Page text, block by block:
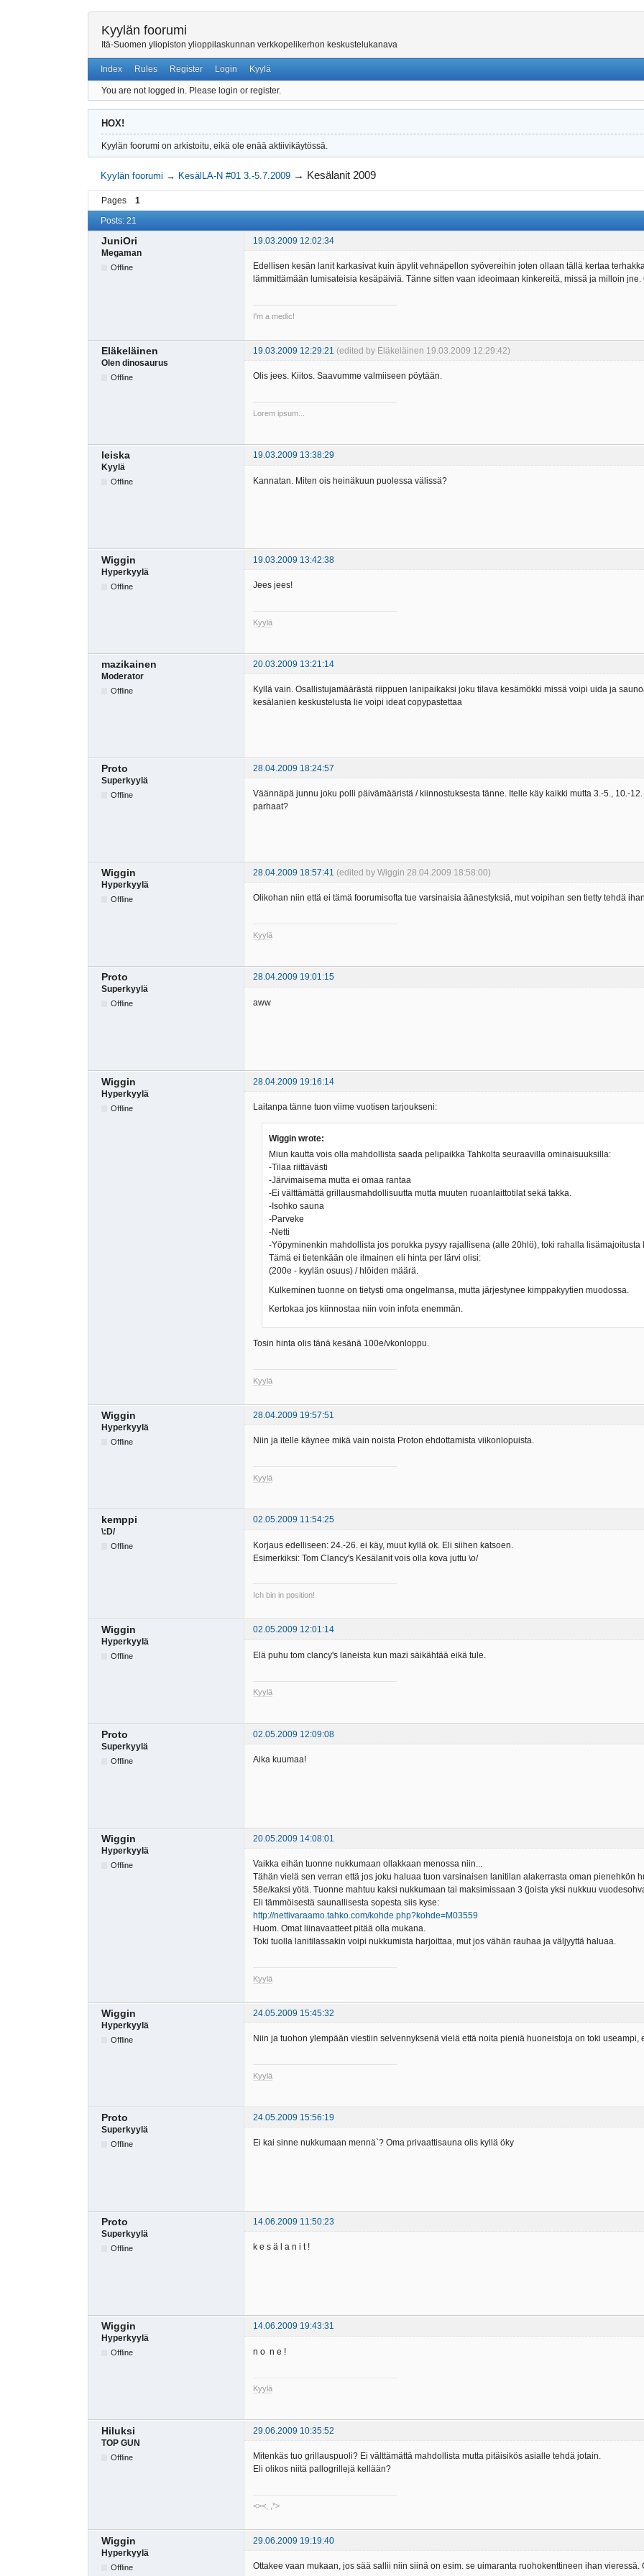
Kyylän foorumi
Itä-Suomen yliopiston ylioppilaskunnan verkkopelikerhon keskustelukanava
Index Rules Register Login Kyylä
You are not logged in. Please login or register.
HOX!
Kyylän foorumi on arkistoitu, eikä ole enää aktiivikäytössä.
Kyylän foorumi → KesälLA-N #01 3.-5.7.2009 → Kesälanit 2009
Pages 1
Posts: 21
JuniOri
19.03.2009 12:02:34
Megaman
Offline
Edellisen kesän lanit karkasivat kuin äpylit vehnäpellon syövereihin joten ollaan tällä kertaa
lämmittämään lumisateisia kesäpäiviä. Tänne sitten vaan ideoimaan kinkereitä, missä ja milloin
I'm a medic!
Eläkeläinen 19.03.2009 12:29:21 (edited by Eläkeläinen 19.03.2009 12:29:42)
Olen dinosaurus
Offline Olis jees. Kiitos. Saavumme valmiiseen pöytään.
Lorem ipsum...
leiska
19.03.2009 13:38:29
Kyylä
Offline Kannatan. Miten ois heinäkuun puolessa välissä?
Wiggin
19.03.2009 13:42:38
Hyperkyylä
Offline Jees jees!
Kyylä
mazikainen
20.03.2009 13:21:14
Moderator
Offline
Kyllä vain. Osallistujamäärästä riippuen lanipaikaksi joku tilava kesämökki missä voipi uida ja
kesälanien keskustelusta lie voipi ideat copypastettaa
Proto
28.04.2009 18:24:57
Superkyylä
Offline
Väännäpä junnu joku polli päivämääristä / kiinnostuksesta tänne. Itelle käy kaikki mutta 3.-5., 10.-
parhaat?
Wiggin 28.04.2009 18:57:41 (edited by Wiggin 28.04.2009 18:58:00)
Hyperkyylä
Offline Olikohan niin että ei tämä foorumisofta tue varsinaisia äänestyksiä, mut voipihan sen tietty tehdä
Kyylä
Proto
28.04.2009 19:01:15
Superkyylä
Offline aww
Wiggin
28.04.2009 19:16:14
Hyperkyylä
Offline Laitanpa tänne tuon viime vuotisen tarjoukseni:
Wiggin wrote:
Miun kautta vois olla mahdollista saada pelipaikka Tahkolta seuraavilla ominaisuuksilla:
-Tilaa riittävästi
-Järvimaisema mutta ei omaa rantaa
-Ei välttämättä grillausmahdollisuutta mutta muuten ruoanlaittotilat sekä takka.
-Isohko sauna
-Parveke
-Netti
-Yöpyminenkin mahdollista jos porukka pysyy rajallisena (alle 20hlö), toki rahalla lisämajoitusta
Tämä ei tietenkään ole ilmainen eli hinta per lärvi olisi:
(200e - kyylän osuus) / hlöiden määrä.
Kulkeminen tuonne on tietysti oma ongelmansa, mutta järjestynee kimppakyytien muodossa.
Kertokaa jos kiinnostaa niin voin infota enemmän.
Tosin hinta olis tänä kesänä 100e/vkonloppu.
Kyylä
Wiggin
28.04.2009 19:57:51
Hyperkyylä
Offline Niin ja itelle käynee mikä vain noista Proton ehdottamista viikonlopuista.
Kyylä
kemppi
02.05.2009 11:54:25
\:D/
Offline
Korjaus edelliseen: 24.-26. ei käy, muut kyllä ok. Eli siihen katsoen.
Esimerkiksi: Tom Clancy's Kesälanit vois olla kova juttu \o/
Ich bin in position!
Wiggin
02.05.2009 12:01:14
Hyperkyylä
Offline Elä puhu tom clancy's laneista kun mazi säikähtää eikä tule.
Kyylä
Proto
02.05.2009 12:09:08
Superkyylä
Offline Aika kuumaa!
Wiggin
20.05.2009 14:08:01
Hyperkyylä
Offline
Vaikka eihän tuonne nukkumaan ollakkaan menossa niin...
Tähän vielä sen verran että jos joku haluaa tuon varsinaisen lanitilan alakerrasta oman pienehkön
58e/kaksi yötä. Tuonne mahtuu kaksi nukkumaan tai maksimissaan 3 (joista yksi nukkuu
Eli tämmöisestä saunallisesta sopesta siis kyse:
http://nettivaraamo.tahko.com/kohde.php?kohde=M03559
Huom. Omat liinavaatteet pitää olla mukana.
Toki tuolla lanitilassakin voipi nukkumista harjoittaa, mut jos vähän rauhaa ja väljyyttä haluaa.
Kyylä
Wiggin
24.05.2009 15:45:32
Hyperkyylä
Offline Niin ja tuohon ylempään viestiin selvennyksenä vielä että noita pieniä huoneistoja on toki
Kyylä
Proto
24.05.2009 15:56:19
Superkyylä
Offline Ei kai sinne nukkumaan mennä`? Oma privaattisauna olis kyllä öky
Proto
14.06.2009 11:50:23
Superkyylä
Offline k e s ä l a n i t !
Wiggin
14.06.2009 19:43:31
Hyperkyylä
Offline n o n e !
Kyylä
Hiluksi
29.06.2009 10:35:52
TOP GUN
Offline
Mitenkäs tuo grillauspuoli? Ei välttämättä mahdollista mutta pitäisikös asialle tehdä jotain.
Eli olikos niitä pallogrillejä kellään?
<><, ,*>
Wiggin
29.06.2009 19:19:40
Hyperkyylä
Offline Ottakee vaan mukaan, jos sää sallii niin siinä on esim. se uimaranta ruohokenttineen ihan vieressä.